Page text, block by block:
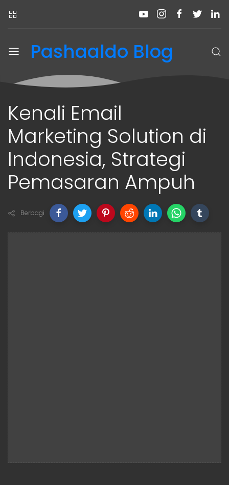
Pashaaldo Blog
Kenali Email
Marketing Solution di
Indonesia, Strategi
Pemasaran Ampuh
Berbagi